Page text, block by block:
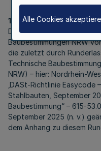
Vom 20.
1
Die Anlage zur
Baubestimmungen NRW
die zuletzt durch
Technische
NRW) – hier: Nordrhein-
‚DASt-Richtlinie Easycode
Stahlbauten, September
Baubestimmung“ – 615-
September 2025 (n. v.)
dem Anhang zu diesem
Alle Cookies